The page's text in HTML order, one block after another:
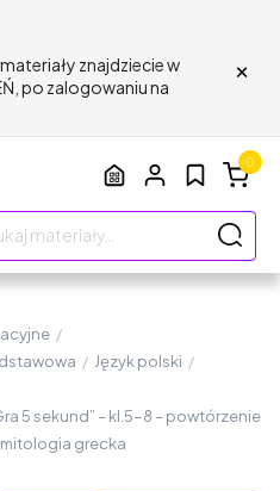
znajdziecie w
po zalogowaniu na
×
0
/
/ Język polski /
5 sekund” – kl.5-8 – powtórzenie
mitologia grecka